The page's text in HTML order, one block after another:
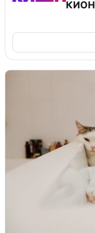
КИОН